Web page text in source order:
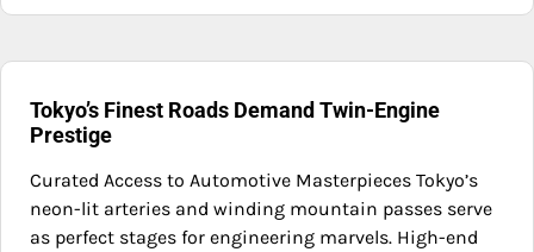
Tokyo’s Finest Roads Demand Twin-Engine
Prestige
Curated Access to Automotive Masterpieces Tokyo’s
neon-lit arteries and winding mountain passes serve
as perfect stages for engineering marvels. High-end